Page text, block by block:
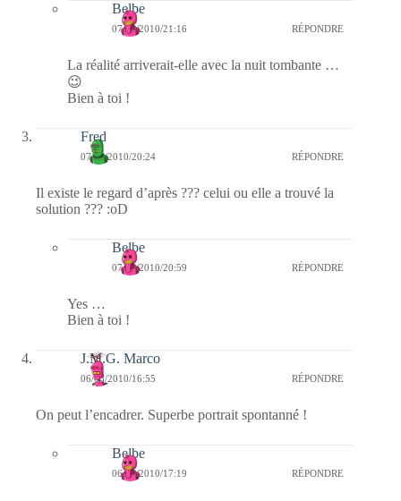
Belbe
07/03/2010/21:16 RÉPONDRE
La réalité arriverait-elle avec la nuit tombante …
😉
Bien à toi !
Fred
07/03/2010/20:24 RÉPONDRE
Il existe le regard d’après ??? celui ou elle a trouvé la
solution ??? :oD
Belbe
07/03/2010/20:59 RÉPONDRE
Yes …
Bien à toi !
J.M.G. Marco
06/03/2010/16:55 RÉPONDRE
On peut l’encadrer. Superbe portrait spontanné !
Belbe
06/03/2010/17:19 RÉPONDRE